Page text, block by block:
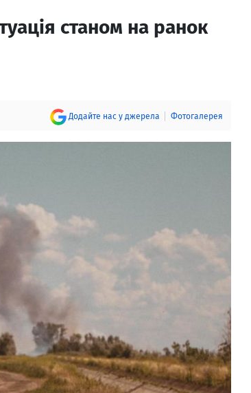
станом на ранок
Додайте нас у джерела Фотогалерея